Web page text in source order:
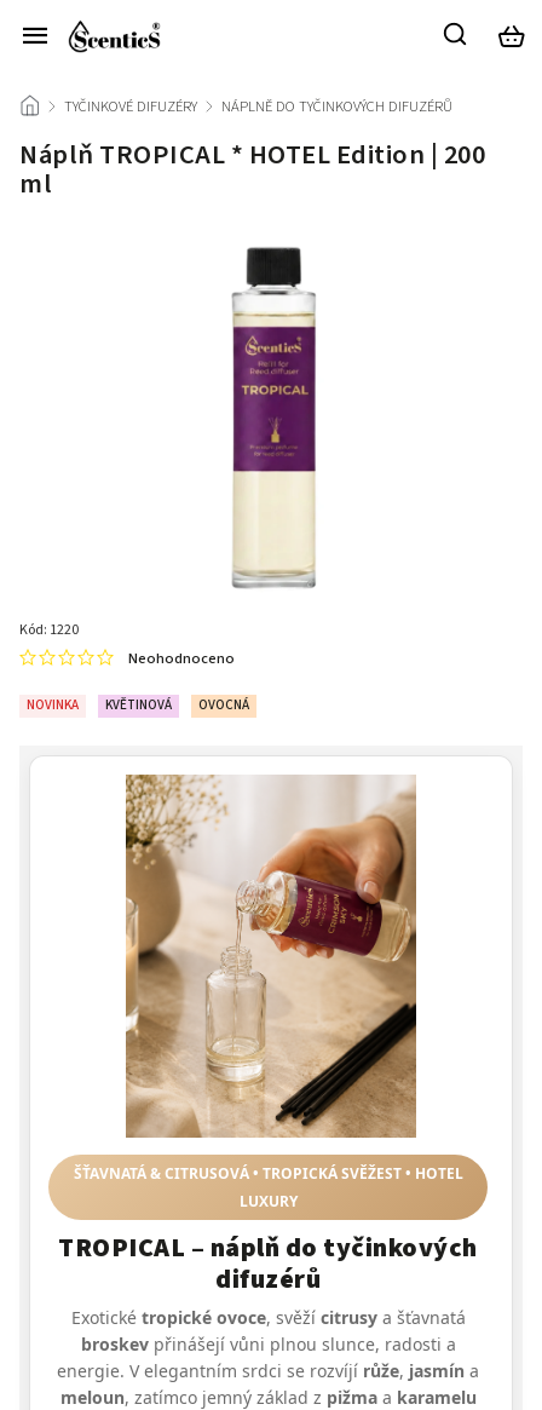
/ TYČINKOVÉ DIFUZÉRY / NÁPLNĚ DO TYČINKOVÝCH DIFUZÉRŮ
Náplň TROPICAL * HOTEL Edition | 200
ml
Kód: 1220
NOVINKA KVĚTINOVÁ OVOCNÁ
Neohodnoceno
ŠŤAVNATÁ & CITRUSOVÁ • TROPICKÁ SVĚŽEST • HOTEL
LUXURY
TROPICAL – náplň do tyčinkových
difuzérů
Exotické tropické ovoce, svěží citrusya šťavnatá
broskevpřinášejí vůni plnou slunce, radosti a
energie. V elegantním srdci se rozvíjí růže, jasmín a
meloun, zatímco jemný základ z pižmaa karamelu